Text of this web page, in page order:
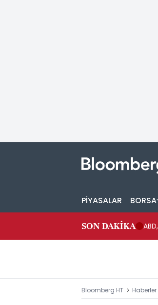
PİYASALAR BORSA
SON DAKİKA
Bloomberg HT Haberler